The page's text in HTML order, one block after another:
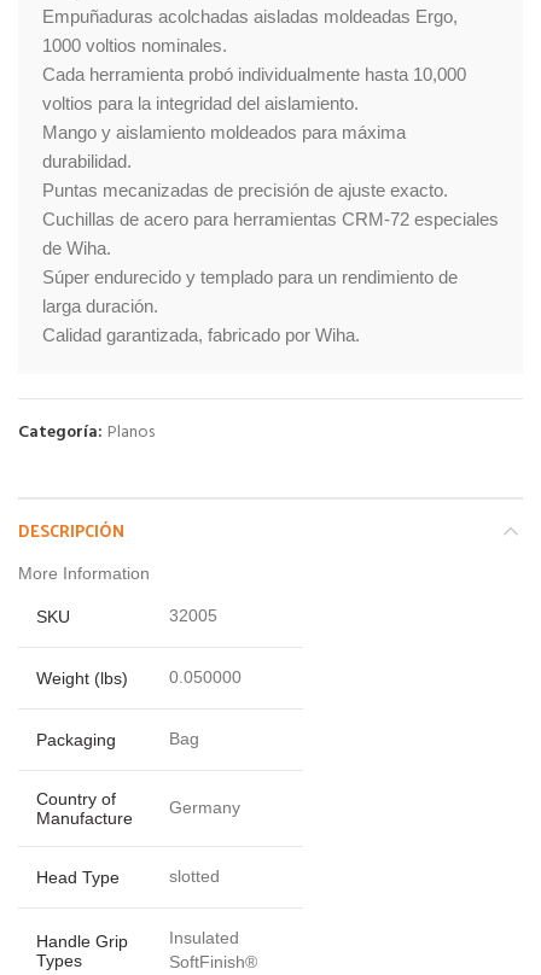
Empuñaduras acolchadas aisladas moldeadas Ergo,
1000 voltios nominales.
Cada herramienta probó individualmente hasta 10,000
voltios para la integridad del aislamiento.
Mango y aislamiento moldeados para máxima
durabilidad.
Puntas mecanizadas de precisión de ajuste exacto.
Cuchillas de acero para herramientas CRM-72 especiales
de Wiha.
Súper endurecido y templado para un rendimiento de
larga duración.
Calidad garantizada, fabricado por Wiha.
Categoría: Planos
DESCRIPCIÓN
More Information
SKU 32005
Weight (lbs) 0.050000
Packaging Bag
Country of
Manufacture
Germany
Head Type slotted
Handle Grip
Types
Insulated
SoftFinish®